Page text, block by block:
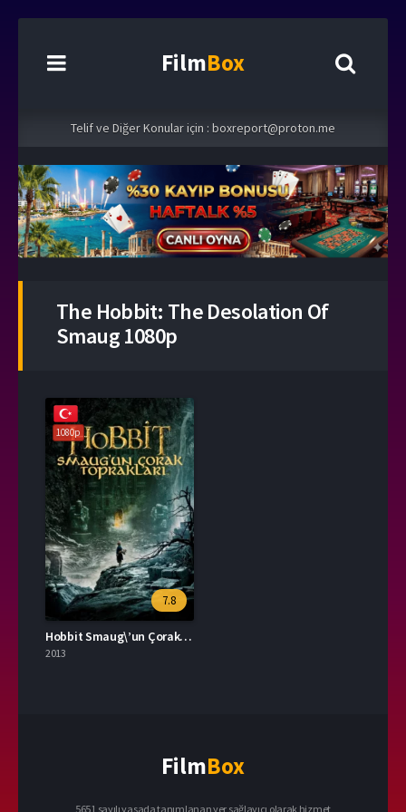
FilmBox
Telif ve Diğer Konular için : boxreport@proton.me
The Hobbit: The Desolation Of
Smaug 1080p
1080p
7.8
Hobbit Smaug\’un Çorak Toprakları 2013 – The Hobbit: The Desolation of Smaug 1080p Turkce Dublaj izle
2013
FilmBox
5651 sayılı yasada tanımlanan yer sağlayıcı olarak hizmet